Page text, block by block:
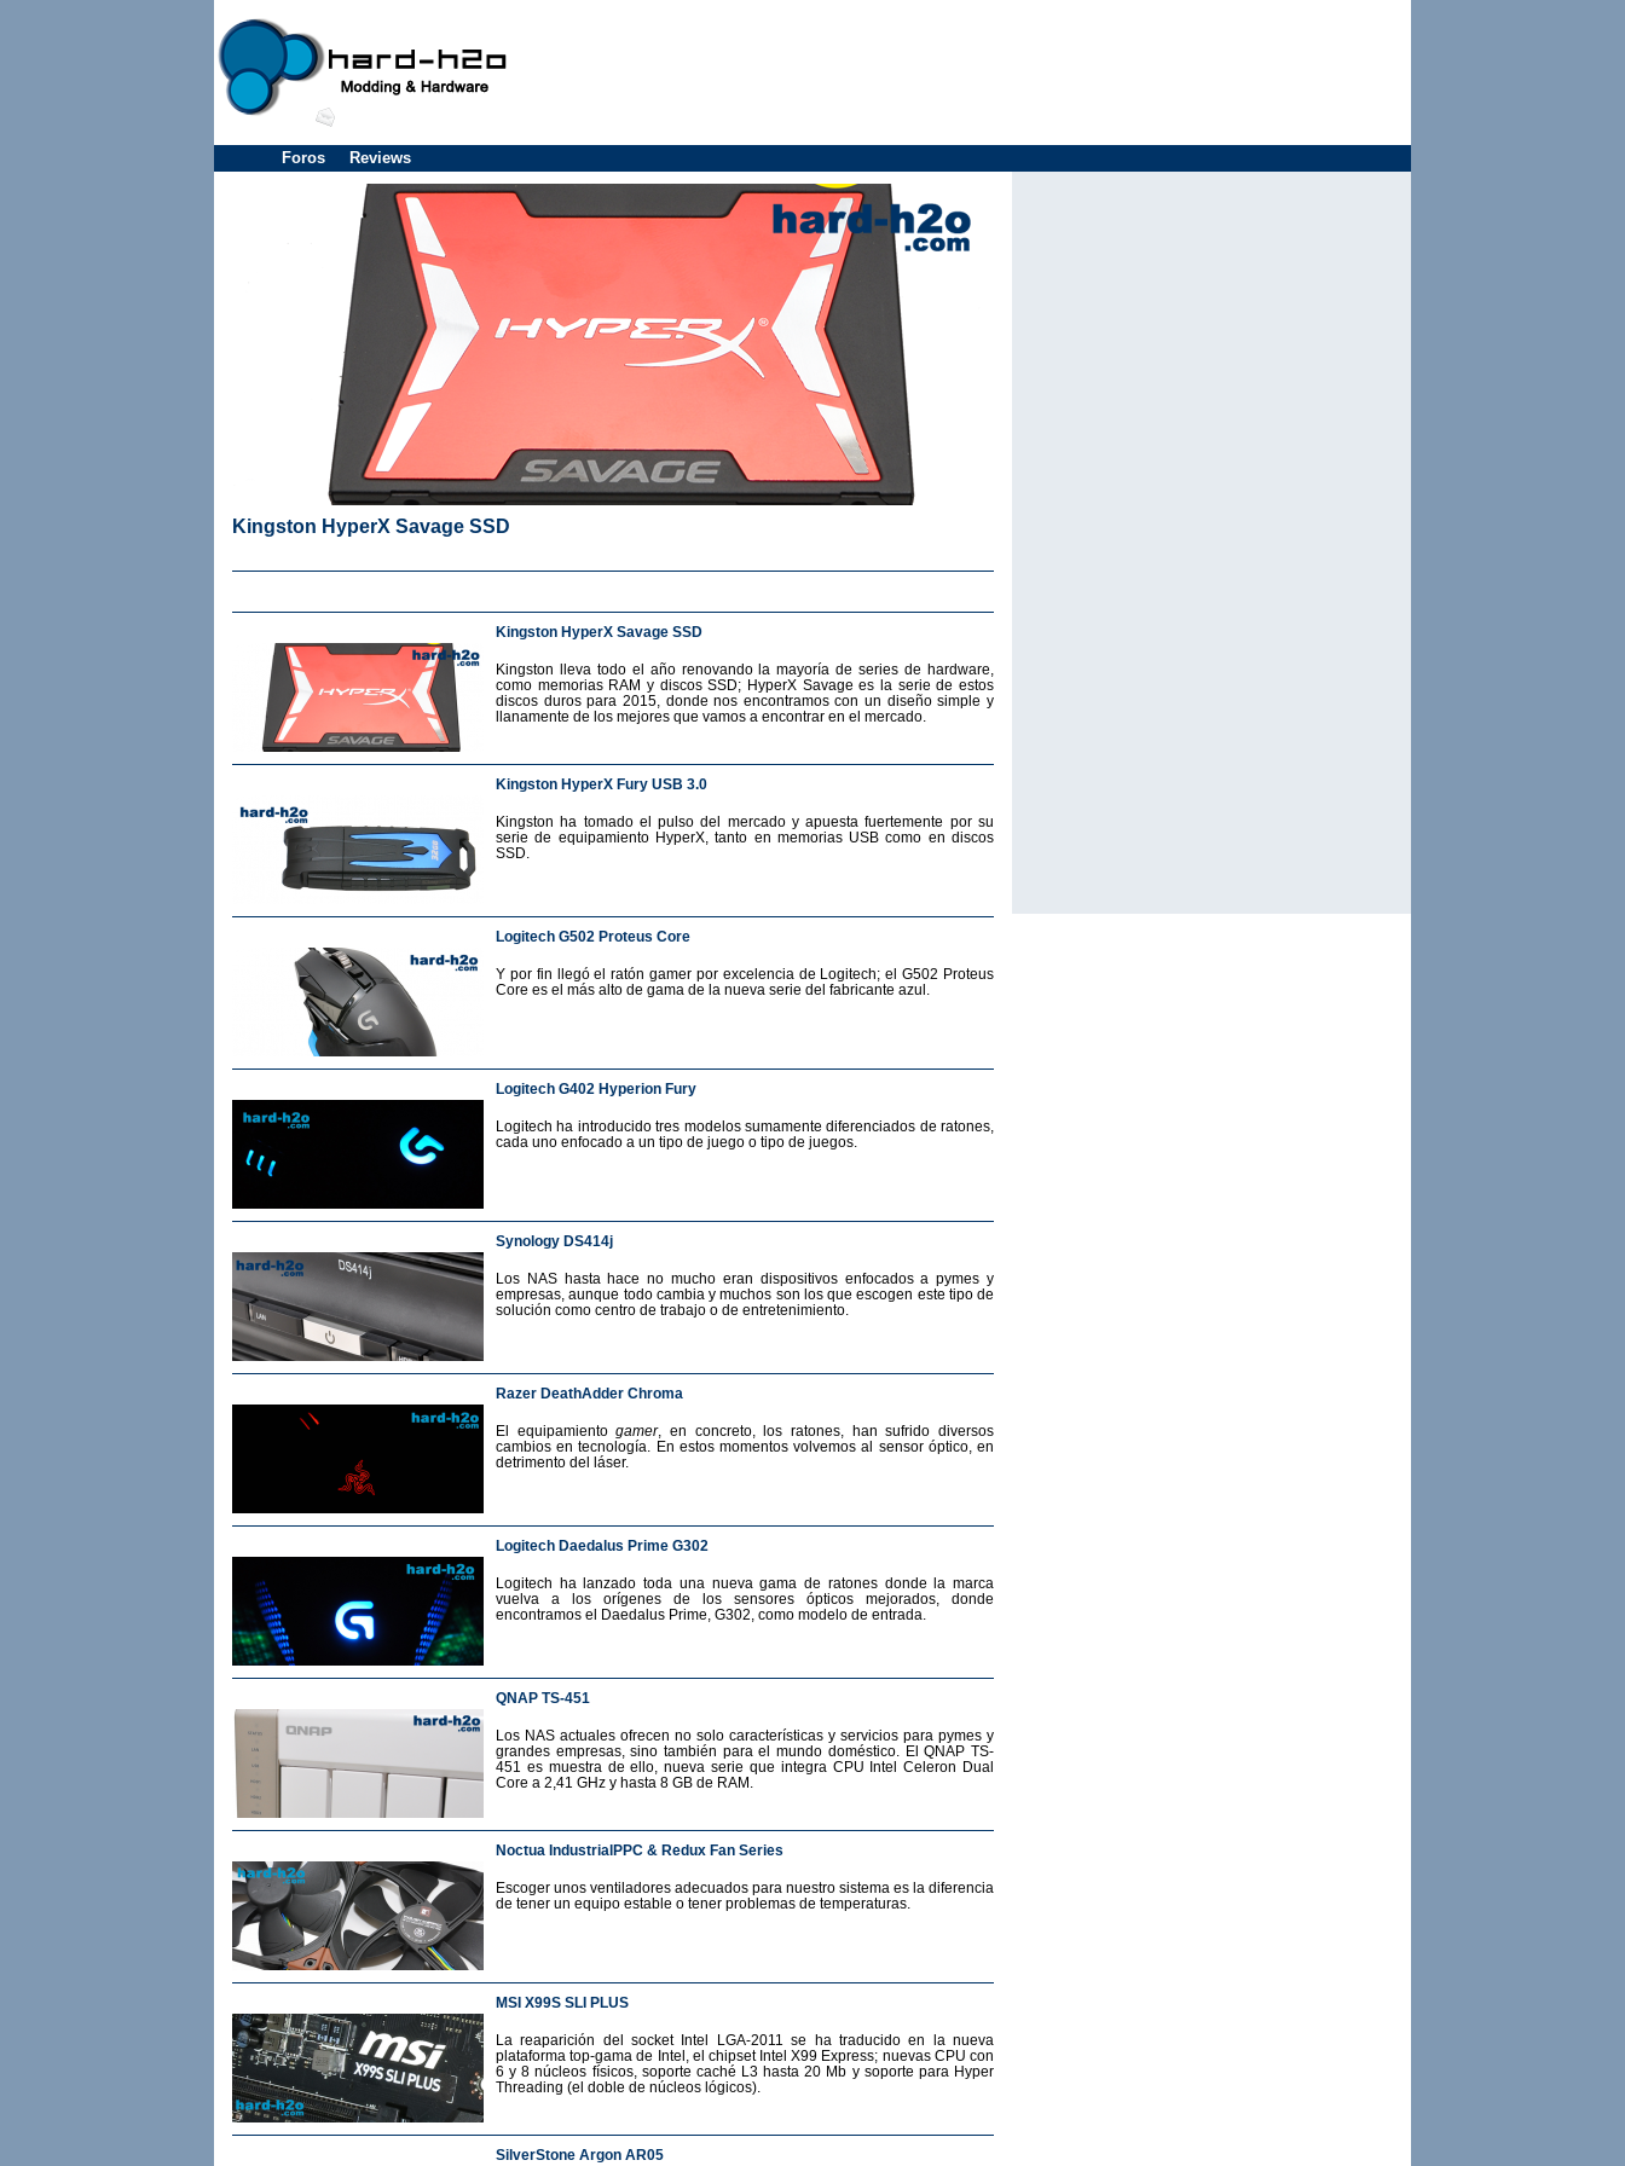
Foros Reviews
Kingston HyperX Savage SSD
Kingston HyperX Savage SSD
Kingston lleva todo el año renovando la mayoría de series de hardware,
como memorias RAM y discos SSD; HyperX Savage es la serie de estos
discos duros para 2015, donde nos encontramos con un diseño simple y
llanamente de los mejores que vamos a encontrar en el mercado.
Kingston HyperX Fury USB 3.0
Kingston ha tomado el pulso del mercado y apuesta fuertemente por su
serie de equipamiento HyperX, tanto en memorias USB como en discos
SSD.
Logitech G502 Proteus Core
Y por fin llegó el ratón gamer por excelencia de Logitech; el G502 Proteus
Core es el más alto de gama de la nueva serie del fabricante azul.
Logitech G402 Hyperion Fury
Logitech ha introducido tres modelos sumamente diferenciados de ratones,
cada uno enfocado a un tipo de juego o tipo de juegos.
Synology DS414j
Los NAS hasta hace no mucho eran dispositivos enfocados a pymes y
empresas, aunque todo cambia y muchos son los que escogen este tipo de
solución como centro de trabajo o de entretenimiento.
Razer DeathAdder Chroma
El equipamientogamer, en concreto, los ratones, han sufrido diversos
cambios en tecnología. En estos momentos volvemos al sensor óptico, en
detrimento del láser.
Logitech Daedalus Prime G302
Logitech ha lanzado toda una nueva gama de ratones donde la marca
vuelva a los orígenes de los sensores ópticos mejorados, donde
encontramos el Daedalus Prime, G302, como modelo de entrada.
QNAP TS-451
Los NAS actuales ofrecen no solo características y servicios para pymes y
grandes empresas, sino también para el mundo doméstico. El QNAP TS-
451 es muestra de ello, nueva serie que integra CPU Intel Celeron Dual
Core a 2,41 GHz y hasta 8 GB de RAM.
Noctua IndustrialPPC & Redux Fan Series
Escoger unos ventiladores adecuados para nuestro sistema es la diferencia
de tener un equipo estable o tener problemas de temperaturas.
MSI X99S SLI PLUS
La reaparición del socket Intel LGA-2011 se ha traducido en la nueva
plataforma top-gama de Intel, el chipset Intel X99 Express; nuevas CPU con
6 y 8 núcleos físicos, soporte caché L3 hasta 20 Mb y soporte para Hyper
Threading (el doble de núcleos lógicos).
SilverStone Argon AR05